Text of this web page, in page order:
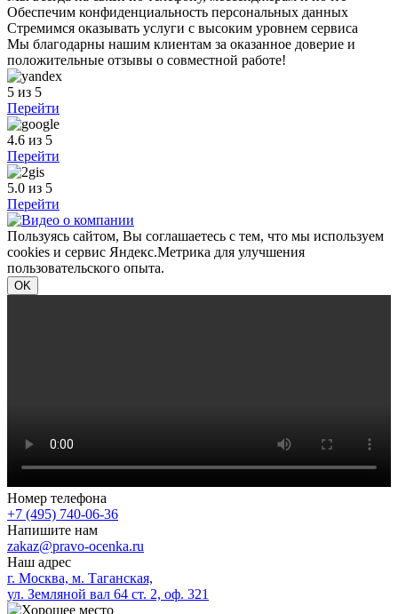
Обеспечим конфиденциальность персональных данных
Стремимся оказывать услуги с высоким уровнем сервиса
Мы благодарны нашим клиентам за оказанное доверие и
положительные отзывы о совместной работе!
5 из 5
Перейти
4.6 из 5
Перейти
5.0 из 5
Перейти
Пользуясь сайтом, Вы соглашаетесь с тем, что мы используем
cookies и сервис Яндекс.Метрика для улучшения
пользовательского опыта.
OK
Номер телефона
+7 (495) 740-06-36
Напишите нам
zakaz@pravo-ocenka.ru
Наш адрес
г. Москва, м. Таганская,
ул. Земляной вал 64 ст. 2, оф. 321